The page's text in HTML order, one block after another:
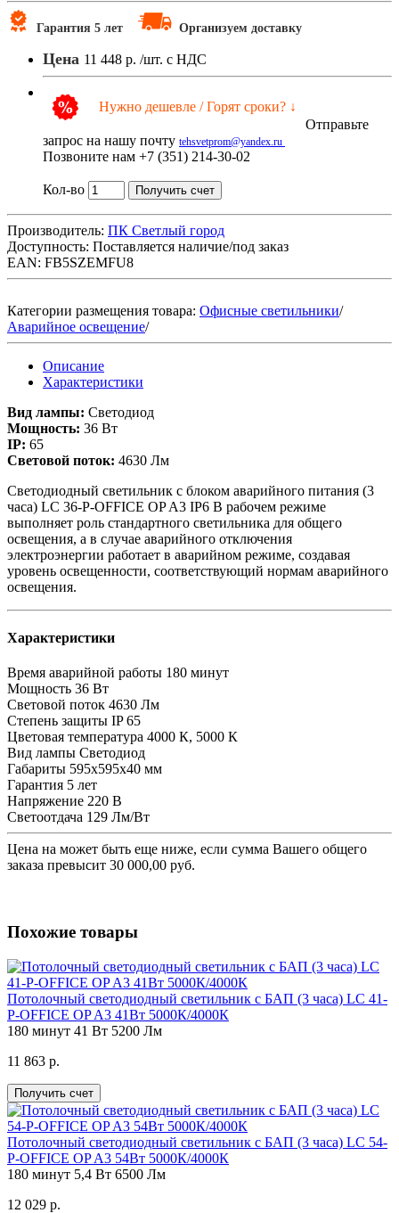
Гарантия 5 лет Организуем доставку
Цена 11 448 р. /шт. с НДС
Нужно дешевле / Горят сроки? ↓
Отправьте
запрос на нашу почту tehsvetprom@yandex.ru
Позвоните нам +7 (351) 214-30-02
Кол-во Получить счет
Производитель: ПК Светлый город
Доступность: Поставляется наличие/под заказ
EAN: FB5SZEMFU8
Категории размещения товара: Офисные светильники/
Аварийное освещение/
Описание
Характеристики
Вид лампы: Светодиод
Мощность: 36 Вт
IP: 65
Световой поток: 4630 Лм
Светодиодный светильник с блоком аварийного питания (3
часа) LC 36-P-OFFICE OP A3 IP6 В рабочем режиме
выполняет роль стандартного светильника для общего
освещения, а в случае аварийного отключения
электроэнергии работает в аварийном режиме, создавая
уровень освещенности, соответствующий нормам аварийного
освещения.
Характеристики
Время аварийной работы 180 минут
Мощность 36 Вт
Световой поток 4630 Лм
Степень защиты IP 65
Цветовая температура 4000 К, 5000 К
Вид лампы Светодиод
Габариты 595х595х40 мм
Гарантия 5 лет
Напряжение 220 В
Светоотдача 129 Лм/Вт
Цена на может быть еще ниже, если сумма Вашего общего
заказа превысит 30 000,00 руб.
Похожие товары
Потолочный светодиодный светильник с БАП (3 часа) LC 41-
P-OFFICE OP A3 41Вт 5000К/4000К
180 минут 41 Вт 5200 Лм
11 863 р.
Получить счет
Потолочный светодиодный светильник с БАП (3 часа) LC 54-
P-OFFICE OP A3 54Вт 5000К/4000К
180 минут 5,4 Вт 6500 Лм
12 029 р.